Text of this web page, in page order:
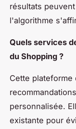
résultats
l'algorithme
Quels services
du Shopping ?
Cette
personnalisée.
existante pour